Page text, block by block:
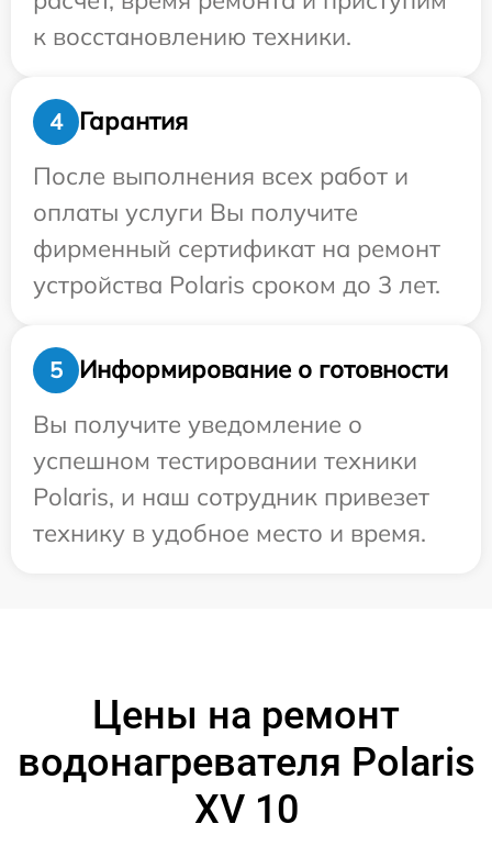
к восстановлению техники.
4
Гарантия
После выполнения всех работ и
оплаты услуги Вы получите
фирменный сертификат на ремонт
устройства Polaris сроком до 3 лет.
5
Информирование о готовности
Вы получите уведомление о
успешном тестировании техники
Polaris, и наш сотрудник привезет
технику в удобное место и время.
Цены на ремонт
водонагревателя Polaris
XV 10